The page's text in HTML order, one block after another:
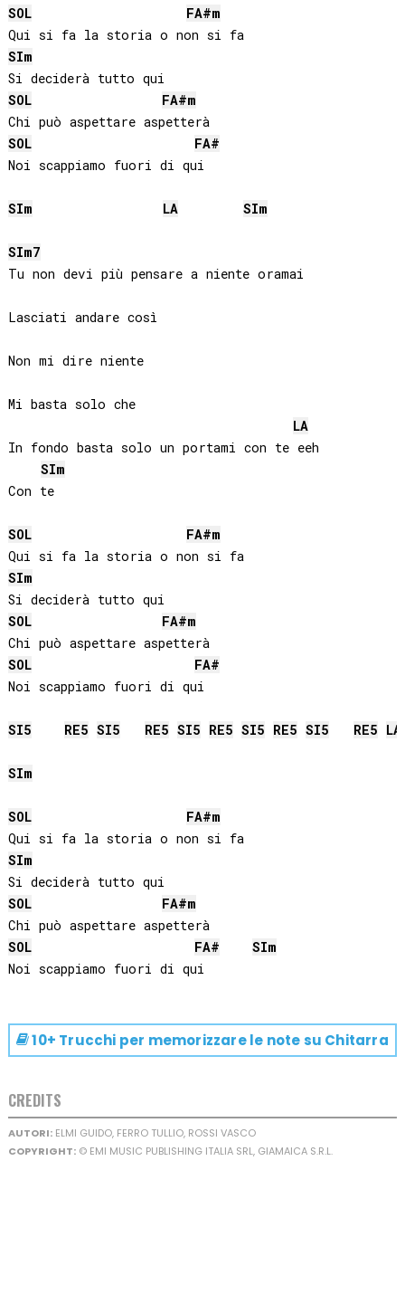
SOL FA#m
Qui si fa la storia o non si fa
SIm
SOL
FA#m
Chi può aspettare aspetterà
SOL
FA#
Noi scappiamo fuori di qui
SIm LA SIm
SIm7
Tu non devi più pensare a niente oramai
Lasciati andare così
Non mi dire niente
Mi basta solo che
LA
In fondo basta solo un portami con te eeh
SIm
Con te
SOL FA#m
Qui si fa la storia o non si fa
SIm
SOL
FA#m
Chi può aspettare aspetterà
SOL
FA#
Noi scappiamo fuori di qui
SI5 RE5 SI5 RE5 SI5 RE5 SI5 RE5 SI5 RE5 LA
SIm
SOL FA#m
Qui si fa la storia o non si fa
SIm
SOL
FA#m
Chi può aspettare aspetterà
SOL
FA# SIm
10+ Trucchi per memorizzare le note su Chitarra
CREDITS
AUTORI:ELMI GUIDO, FERRO TULLIO, ROSSI VASCO
COPYRIGHT:© EMI MUSIC PUBLISHING ITALIA SRL, GIAMAICA S.R.L.